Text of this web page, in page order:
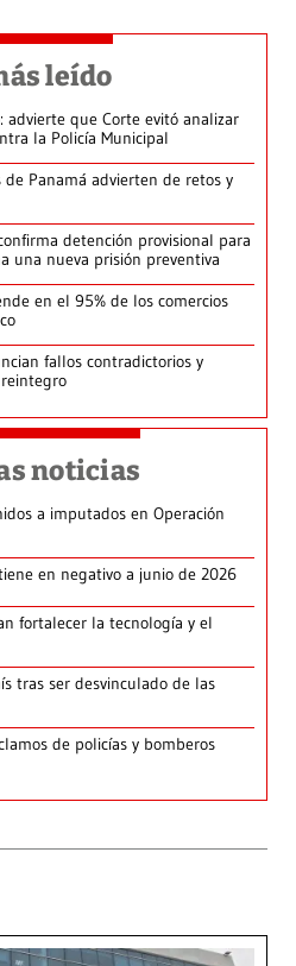
leído
advierte que Corte evitó analizar
la Policía Municipal
de Panamá advierten de retos y
detención provisional para
una nueva prisión preventiva
en el 95% de los comercios
fallos contradictorios y
noticias
a imputados en Operación
en negativo a junio de 2026
fortalecer la tecnología y el
tras ser desvinculado de las
de policías y bomberos